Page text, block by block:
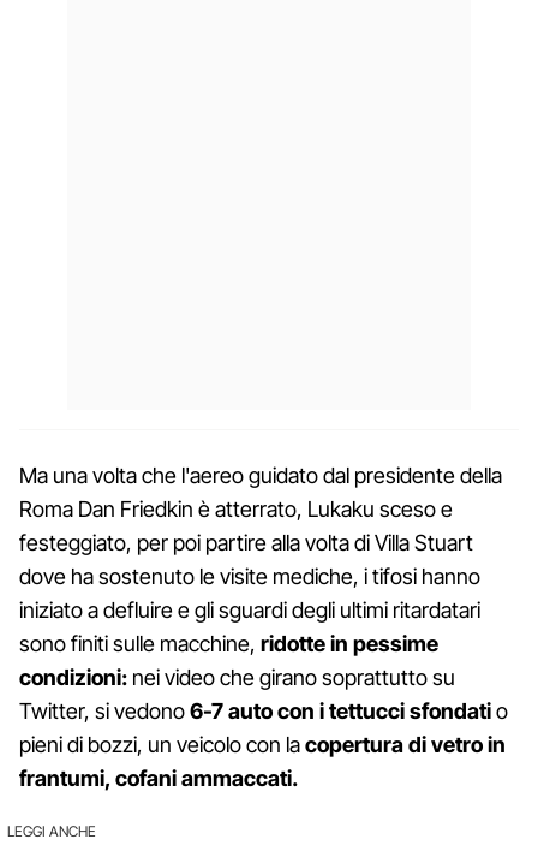
Ma una volta che l'aereo guidato dal presidente della
Roma Dan Friedkin è atterrato, Lukaku sceso e
festeggiato, per poi partire alla volta di Villa Stuart
dove ha sostenuto le visite mediche, i tifosi hanno
iniziato a defluire e gli sguardi degli ultimi ritardatari
sono finiti sulle macchine, ridotte in pessime
condizioni: nei video che girano soprattutto su
Twitter, si vedono6-7 auto con i tettucci sfondatio
pieni di bozzi, un veicolo con lacopertura di vetro in
frantumi, cofani ammaccati.
LEGGI ANCHE